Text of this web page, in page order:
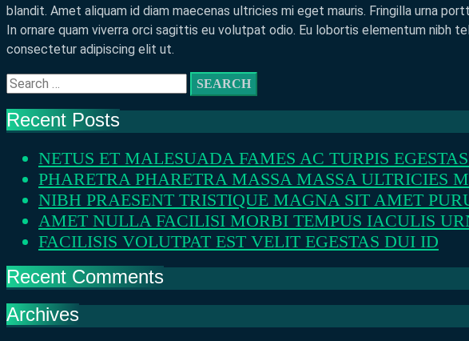
blandit. Amet aliquam id diam maecenas ultricies mi eget mauris. Fringilla urna
In ornare quam viverra orci sagittis eu volutpat odio. Eu lobortis elementum nibh
consectetur adipiscing elit ut.
Search
Recent Posts
NETUS ET MALESUADA FAMES AC TURPIS
PHARETRA PHARETRA MASSA MASSA ULTRICIES
NIBH PRAESENT TRISTIQUE MAGNA SIT AMET
AMET NULLA FACILISI MORBI TEMPUS IACULIS
FACILISIS VOLUTPAT EST VELIT EGESTAS DUI ID
Recent Comments
Archives